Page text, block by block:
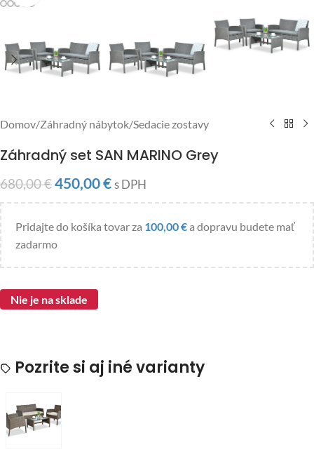
Domov/Záhradný nábytok/Sedacie zostavy
Záhradný set SAN MARINO Grey
680,00€450,00€ s DPH
Pridajte do košíka tovar za 100,00€a dopravu budete mať
zadarmo
Nie je na sklade
Pozrite si aj iné varianty